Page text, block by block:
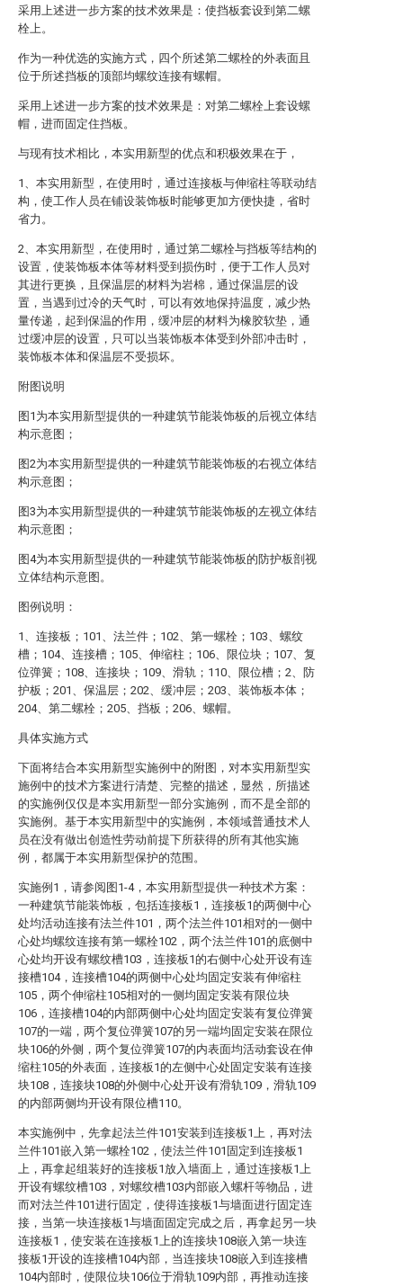
采用上述进一步方案的技术效果是：使挡板套设到第二螺
栓上。
作为一种优选的实施方式，四个所述第二螺栓的外表面且
位于所述挡板的顶部均螺纹连接有螺帽。
采用上述进一步方案的技术效果是：对第二螺栓上套设螺
帽，进而固定住挡板。
与现有技术相比，本实用新型的优点和积极效果在于，
1、本实用新型，在使用时，通过连接板与伸缩柱等联动结
构，使工作人员在铺设装饰板时能够更加方便快捷，省时
省力。
2、本实用新型，在使用时，通过第二螺栓与挡板等结构的
设置，使装饰板本体等材料受到损伤时，便于工作人员对
其进行更换，且保温层的材料为岩棉，通过保温层的设
置，当遇到过冷的天气时，可以有效地保持温度，减少热
量传递，起到保温的作用，缓冲层的材料为橡胶软垫，通
过缓冲层的设置，只可以当装饰板本体受到外部冲击时，
装饰板本体和保温层不受损坏。
附图说明
图1为本实用新型提供的一种建筑节能装饰板的后视立体结
构示意图；
图2为本实用新型提供的一种建筑节能装饰板的右视立体结
构示意图；
图3为本实用新型提供的一种建筑节能装饰板的左视立体结
构示意图；
图4为本实用新型提供的一种建筑节能装饰板的防护板剖视
立体结构示意图。
图例说明：
1、连接板；101、法兰件；102、第一螺栓；103、螺纹
槽；104、连接槽；105、伸缩柱；106、限位块；107、复
位弹簧；108、连接块；109、滑轨；110、限位槽；2、防
护板；201、保温层；202、缓冲层；203、装饰板本体；
204、第二螺栓；205、挡板；206、螺帽。
具体实施方式
下面将结合本实用新型实施例中的附图，对本实用新型实
施例中的技术方案进行清楚、完整的描述，显然，所描述
的实施例仅仅是本实用新型一部分实施例，而不是全部的
实施例。基于本实用新型中的实施例，本领域普通技术人
员在没有做出创造性劳动前提下所获得的所有其他实施
例，都属于本实用新型保护的范围。
实施例1，请参阅图1-4，本实用新型提供一种技术方案：
一种建筑节能装饰板，包括连接板1，连接板1的两侧中心
处均活动连接有法兰件101，两个法兰件101相对的一侧中
心处均螺纹连接有第一螺栓102，两个法兰件101的底侧中
心处均开设有螺纹槽103，连接板1的右侧中心处开设有连
接槽104，连接槽104的两侧中心处均固定安装有伸缩柱
105，两个伸缩柱105相对的一侧均固定安装有限位块
106，连接槽104的内部两侧中心处均固定安装有复位弹簧
107的一端，两个复位弹簧107的另一端均固定安装在限位
块106的外侧，两个复位弹簧107的内表面均活动套设在伸
缩柱105的外表面，连接板1的左侧中心处固定安装有连接
块108，连接块108的外侧中心处开设有滑轨109，滑轨109
的内部两侧均开设有限位槽110。
本实施例中，先拿起法兰件101安装到连接板1上，再对法
兰件101嵌入第一螺栓102，使法兰件101固定到连接板1
上，再拿起组装好的连接板1放入墙面上，通过连接板1上
开设有螺纹槽103，对螺纹槽103内部嵌入螺杆等物品，进
而对法兰件101进行固定，使得连接板1与墙面进行固定连
接，当第一块连接板1与墙面固定完成之后，再拿起另一块
连接板1，使安装在连接板1上的连接块108嵌入第一块连
接板1开设的连接槽104内部，当连接块108嵌入到连接槽
104内部时，使限位块106位于滑轨109内部，再推动连接